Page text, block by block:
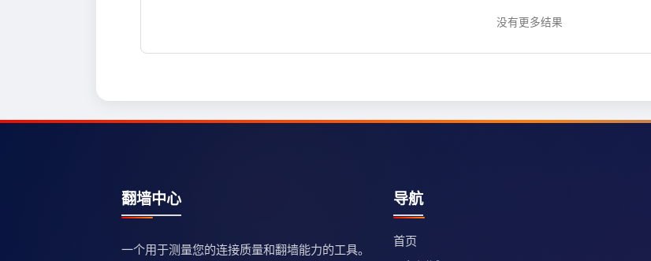
没有更多结果
翻墙中心
一个用于测量您的连接质量和翻墙能力的工具。
导航
首页